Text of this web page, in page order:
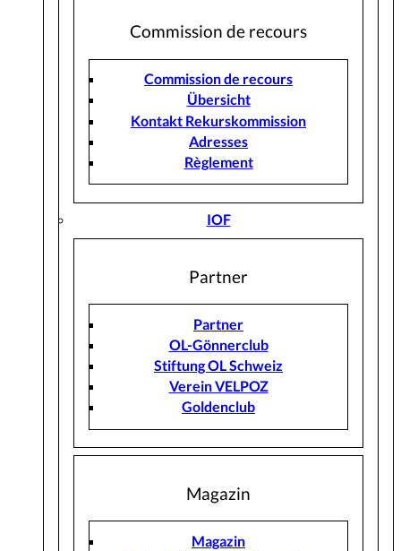
Commission de recours
Commission de recours
Übersicht
Kontakt Rekurskommission
Adresses
Règlement
IOF
Partner
Partner
OL-Gönnerclub
Stiftung OL Schweiz
Verein VELPOZ
Goldenclub
Magazin
Magazin